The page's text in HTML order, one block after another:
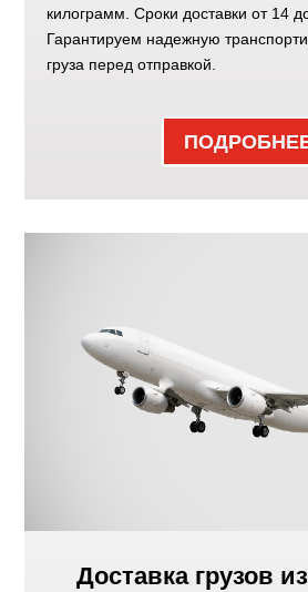
килограмм. Сроки доставки от 14
Гарантируем надежную
груза перед отправкой.
Доставка грузов